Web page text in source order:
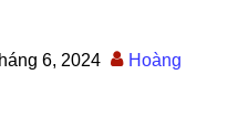
6, 2024 Hoàng